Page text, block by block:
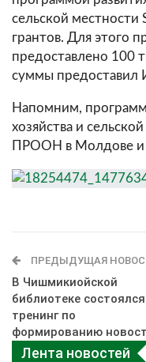
сельской
грантов. Для этого
предоставлено 100
суммы предоставил
Напомним,
хозяйства и
ПРООН в Молдове и
ПРЕДЫДУЩАЯ
В Чишмикиойской
библиотеке состоялся
тренинг по
формированию
Лента новостей